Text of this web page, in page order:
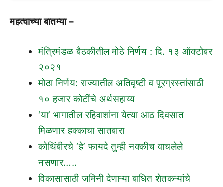
महत्वाच्या बातम्या –
मंत्रिमंडळ बैठकीतील मोठे निर्णय : दि. १३ ऑक्टोबर
२०२१
मोठा निर्णय: राज्यातील अतिवृष्टी व पूरग्रस्तांसाठी
१० हजार कोटींचे अर्थसहाय्य
‘या’ भागातील रहिवाशांना येत्या आठ दिवसात
मिळणार हक्काचा सातबारा
कोथिंबीरचे ‘हे’ फायदे तुम्ही नक्कीच वाचलेले
नसणार…..
विकासासाठी जमिनी देणाऱ्या बाधित शेतकऱ्यांचे